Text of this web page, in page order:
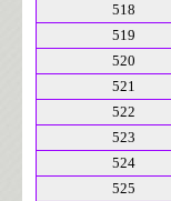
518
519
520
521
522
523
524
525